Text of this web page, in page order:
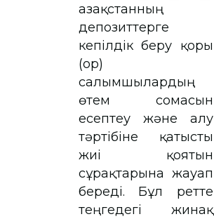
Қазақстанның
депозиттерге
кепілдік беру қоры
(Қор)
салымшылардың
өтем сомасын
есептеу және алу
тәртібіне қатысты
жиі қоятын
сұрақтарына жауап
береді. Бұл ретте
теңгедегі жинақ